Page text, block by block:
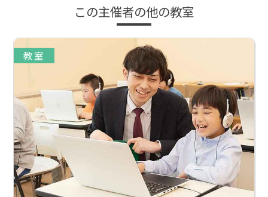
この主催者の他の教室
教室